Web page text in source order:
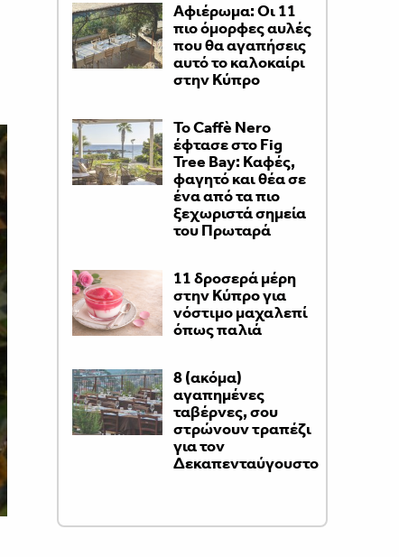
Αφιέρωμα: Οι 11
πιο όμορφες αυλές
που θα αγαπήσεις
αυτό το καλοκαίρι
στην Κύπρο
Το Caffè Nero
έφτασε στο Fig
Tree Bay: Καφές,
φαγητό και θέα σε
ένα από τα πιο
ξεχωριστά σημεία
του Πρωταρά
11 δροσερά μέρη
στην Κύπρο για
νόστιμο μαχαλεπί
όπως παλιά
8 (ακόμα)
αγαπημένες
ταβέρνες, σου
στρώνουν τραπέζι
για τον
Δεκαπενταύγουστο